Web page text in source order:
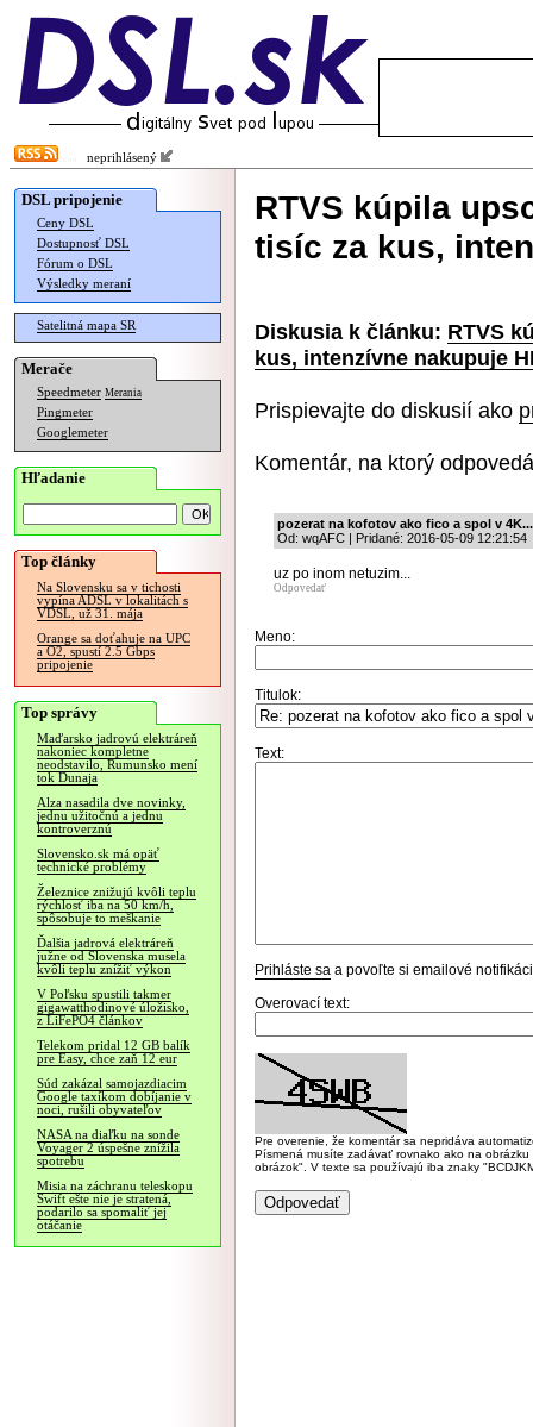
neprihlásený
DSL pripojenie
Ceny DSL
Dostupnosť DSL
Fórum o DSL
Výsledky meraní
Satelitná mapa SR
Merače
Speedmeter Merania
Pingmeter
Googlemeter
Hľadanie
Top články
Na Slovensku sa v tichosti
vypína ADSL v lokalitách s
VDSL, už 31. mája
Orange sa doťahuje na UPC
a O2, spustí 2.5 Gbps
pripojenie
Top správy
Maďarsko jadrovú elektráreň
nakoniec kompletne
neodstavilo, Rumunsko mení
tok Dunaja
Alza nasadila dve novinky,
jednu užitočnú a jednu
kontroverznú
Slovensko.sk má opäť
technické problémy
Železnice znižujú kvôli teplu
rýchlosť iba na 50 km/h,
spôsobuje to meškanie
Ďalšia jadrová elektráreň
južne od Slovenska musela
kvôli teplu znížiť výkon
V Poľsku spustili takmer
gigawatthodinové úložisko,
z LiFePO4 článkov
Telekom pridal 12 GB balík
pre Easy, chce zaň 12 eur
Súd zakázal samojazdiacim
Google taxíkom dobíjanie v
noci, rušili obyvateľov
NASA na diaľku na sonde
Voyager 2 úspešne znížila
spotrebu
Misia na záchranu teleskopu
Swift ešte nie je stratená,
podarilo sa spomaliť jej
otáčanie
RTVS kúpila
tisíc za kus,
Diskusia k článku: RTVS
kus, intenzívne nakupuje
Prispievajte do diskusií ako
Komentár, na ktorý
pozerat na kofotov ako fico a spol v 4K...
Od: wqAFC | Pridané: 2016-05-09 12:21:54
uz po inom netuzim...
Odpovedať
Meno:
Titulok:
Text:
Prihláste sa a povoľte si emailové
Overovací text:
Pre overenie, že komentár sa nepridáva
Písmená musíte zadávať rovnako ako na
obrázok". V texte sa používajú iba znaky